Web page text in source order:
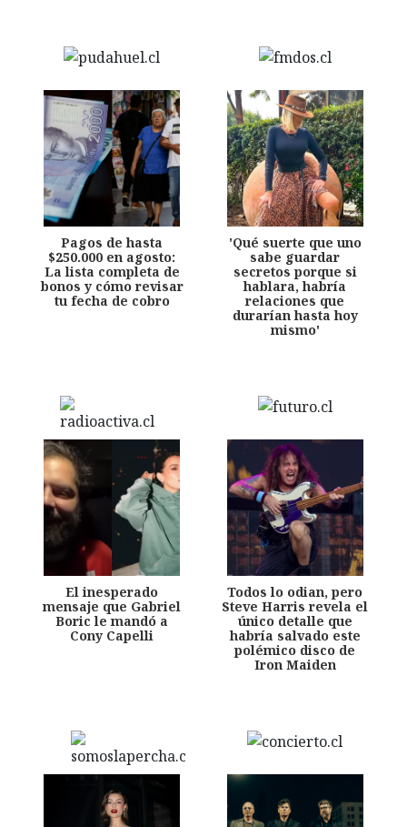
Pagos de hasta
$250.000 en agosto:
La lista completa de
bonos y cómo revisar
tu fecha de cobro
'Qué suerte que uno
sabe guardar
secretos porque si
hablara, habría
relaciones que
durarían hasta hoy
mismo'
El inesperado
mensaje que Gabriel
Boric le mandó a
Cony Capelli
Todos lo odian, pero
Steve Harris revela el
único detalle que
habría salvado este
polémico disco de
Iron Maiden